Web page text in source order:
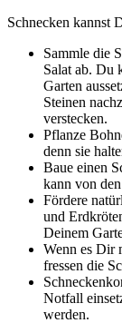
Schnecken kannst
Sammle die
Salat ab. Du
Garten
Steinen
verstecken.
Pflanze
denn sie
Baue einen
kann von
Fördere
und
Deinem
Wenn es Dir
fressen die
Notfall
werden.